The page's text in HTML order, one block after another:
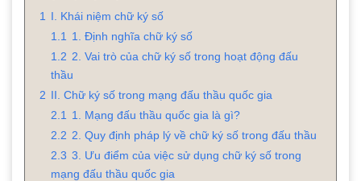
1
I. Khái niệm chữ ký số
1.1
1. Định nghĩa chữ ký số
1.2 2. Vai trò của chữ ký số trong hoạt động đấu
thầu
2 II. Chữ ký số trong mạng đấu thầu quốc gia
2.1
1. Mạng đấu thầu quốc gia là gì?
2.2 2. Quy định pháp lý về chữ ký số trong đấu thầu
2.3 3. Ưu điểm của việc sử dụng chữ ký số trong
mạng đấu thầu quốc gia